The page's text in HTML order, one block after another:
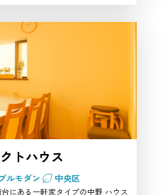
貸切のハウススタジオ
、和室や古民家の雰囲
撮影スタジオを探して
すめです。ポートレー
影、ブランド撮影、SNS
、中央区らしい立地の良
世界観を両方求める方
い撮影スタジオです。
重」と支持されています。初めて
い環境が整っており、中野周辺で
めのスタジオです。
トハウス
ルモダン 中央区
にある一軒家タイプの中野 ハウス